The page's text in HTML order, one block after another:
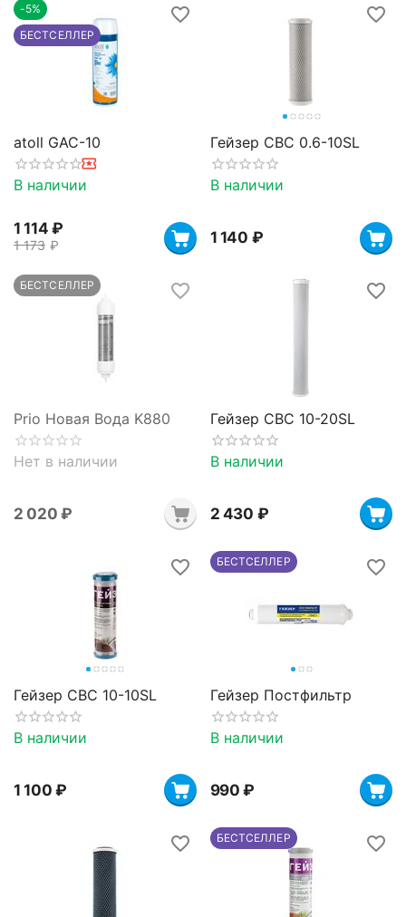
-5%
БЕСТСЕЛЛЕР
atoll GAC-10
В наличии
1 114 ₽
1 173 ₽
Гейзер CBC 0.6-10SL
В наличии
1 140 ₽
БЕСТСЕЛЛЕР
Prio Новая Вода K880
Нет в наличии
2 020 ₽
Гейзер CBC 10-20SL
В наличии
2 430 ₽
Гейзер CBC 10-10SL
В наличии
1 100 ₽
БЕСТСЕЛЛЕР
Гейзер Постфильтр
В наличии
‍990‍ ₽
БЕСТСЕЛЛЕР